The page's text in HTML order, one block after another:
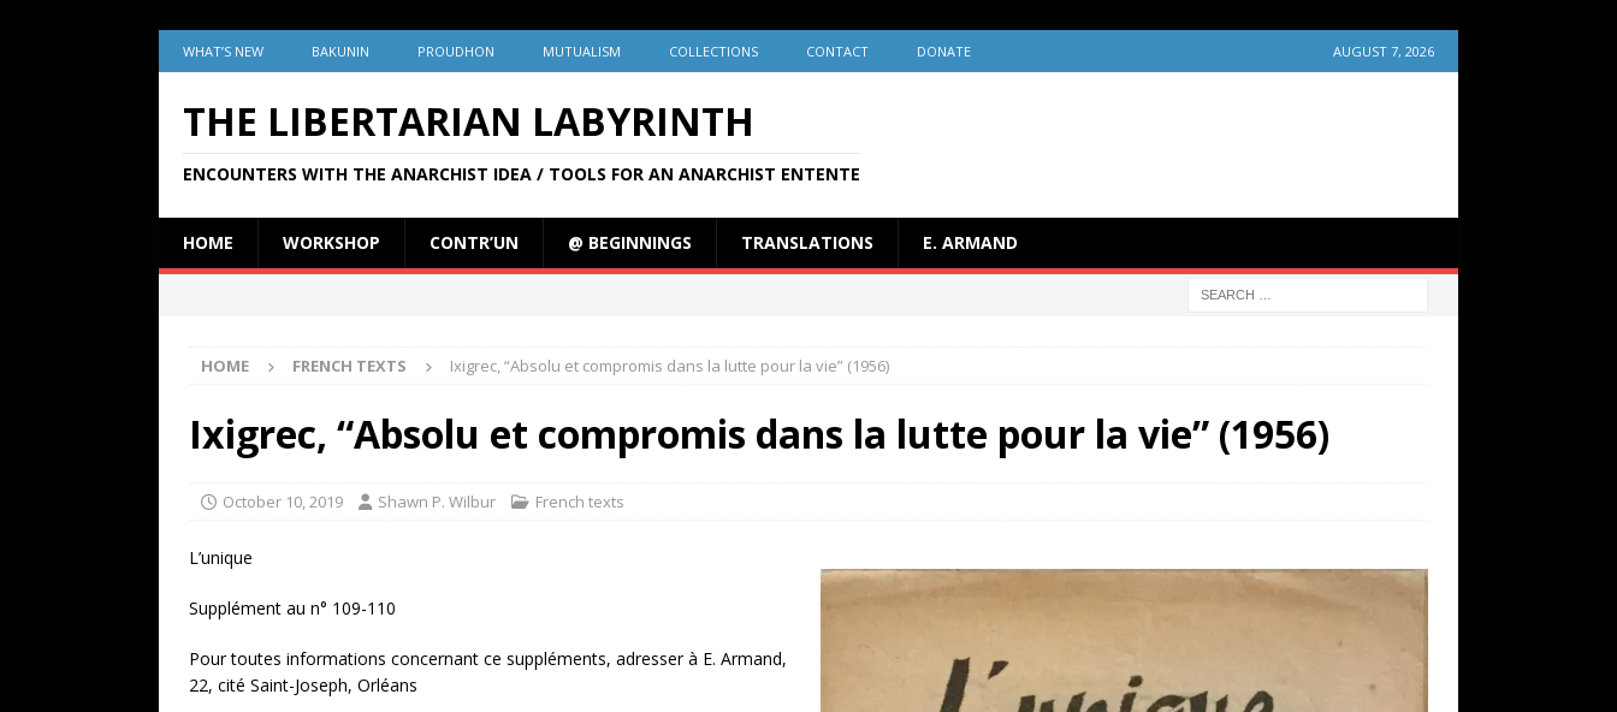
WHAT’S NEW BAKUNIN PROUDHON MUTUALISM COLLECTIONS CONTACT DONATE AUGUST 7, 2026
THE LIBERTARIAN LABYRINTH
ENCOUNTERS WITH THE ANARCHIST IDEA / TOOLS FOR AN ANARCHIST ENTENTE
HOME WORKSHOP CONTR’UN @ BEGINNINGS TRANSLATIONS E. ARMAND
HOME FRENCH TEXTS Ixigrec, “Absolu et compromis dans la lutte pour la vie” (1956)
Ixigrec, “Absolu et compromis dans la lutte pour la vie” (1956)
October 10, 2019 Shawn P. Wilbur French texts
L’unique
Supplément au n° 109-110
Pour toutes informations concernant ce suppléments, adresser à E. Armand,
22, cité Saint-Joseph, Orléans